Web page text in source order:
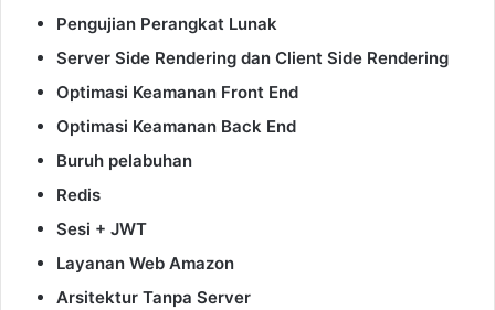
Pengujian Perangkat Lunak
Server Side Rendering dan Client Side Rendering
Optimasi Keamanan Front End
Optimasi Keamanan Back End
Buruh pelabuhan
Redis
Sesi + JWT
Layanan Web Amazon
Arsitektur Tanpa Server